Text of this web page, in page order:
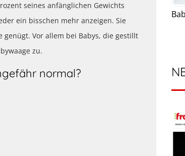
seines anfänglichen Gewichts
ein bisschen mehr anzeigen. Sie
Vor allem bei Babys, die gestillt
zu.
normal?